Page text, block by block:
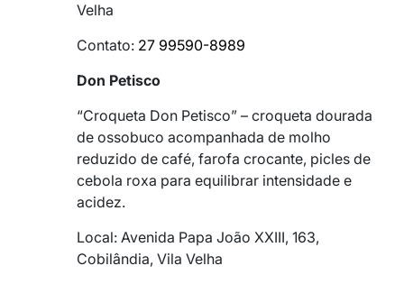
Velha
Contato: 27 99590-8989
Don Petisco
“Croqueta Don Petisco” – croqueta dourada
de ossobuco acompanhada de molho
reduzido de café, farofa crocante, picles de
cebola roxa para equilibrar intensidade e
acidez.
Local: Avenida Papa João XXIII, 163,
Cobilândia, Vila Velha